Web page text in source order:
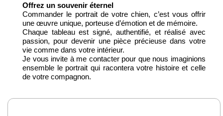
Offrez un souvenir éternel
Commander le portrait de votre chien, c’est vous offrir
une œuvre unique, porteuse d’émotion et de mémoire.
Chaque tableau est signé, authentifié, et réalisé avec
passion, pour devenir une pièce précieuse dans votre
vie comme dans votre intérieur.
Je vous invite à me contacter pour que nous imaginions
ensemble le portrait qui racontera votre histoire et celle
de votre compagnon.